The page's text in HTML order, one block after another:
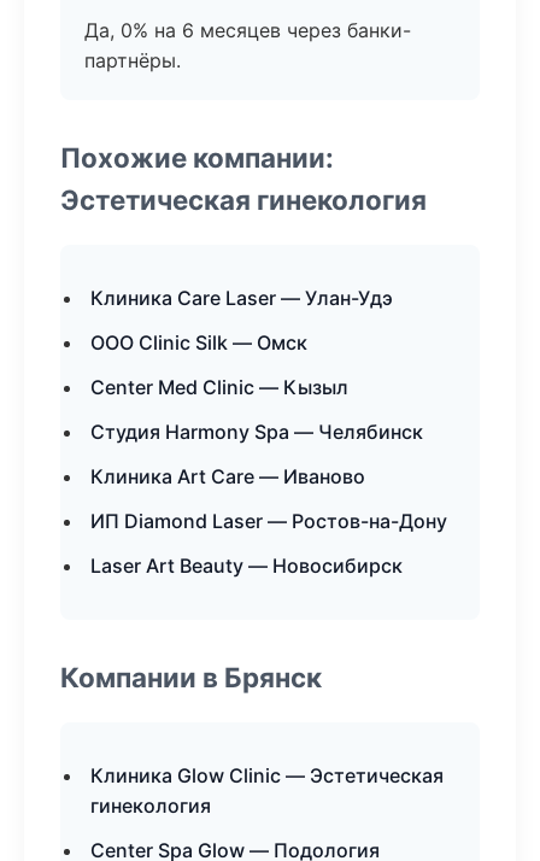
Да, 0% на 6 месяцев через банки-
партнёры.
Похожие компании:
Эстетическая гинекология
Клиника Care Laser — Улан-Удэ
ООО Clinic Silk — Омск
Center Med Clinic — Кызыл
Студия Harmony Spa — Челябинск
Клиника Art Care — Иваново
ИП Diamond Laser — Ростов-на-Дону
Laser Art Beauty — Новосибирск
Компании в Брянск
Клиника Glow Clinic — Эстетическая
гинекология
Center Spa Glow — Подология